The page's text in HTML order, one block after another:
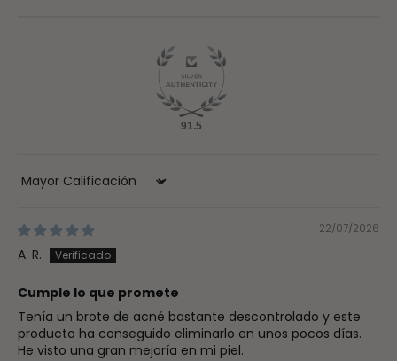
91.5
Sort by
22/07/2026
A. R.
Cumple lo que promete
Tenía un brote de acné bastante descontrolado y este
producto ha conseguido eliminarlo en unos pocos días.
He visto una gran mejoría en mi piel.